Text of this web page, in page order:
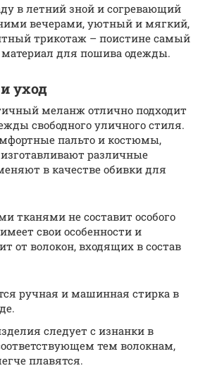
в летний зной и согревающий
вечерами, уютный и мягкий,
трикотаж – поистине самый
для пошива одежды.
уход
меланж отлично подходит
свободного уличного стиля.
пальто и костюмы,
различные
в качестве обивки для
тканями не составит особого
свои особенности и
от волокон, входящих в состав
ручная и машинная стирка в
следует с изнанки в
тем волокнам,
плавятся.